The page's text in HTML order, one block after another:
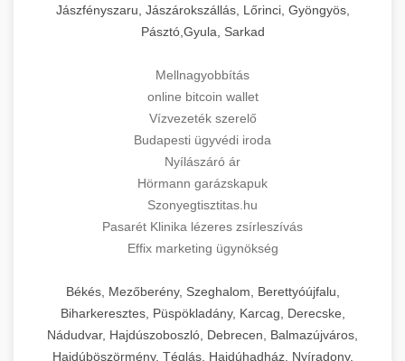
Jászfényszaru, Jászárokszállás, Lőrinci, Gyöngyös,
Pásztó,Gyula, Sarkad
Mellnagyobbítás
online bitcoin wallet
Vízvezeték szerelő
Budapesti ügyvédi iroda
Nyílászáró ár
Hörmann garázskapuk
Szonyegtisztitas.hu
Pasarét Klinika lézeres zsírleszívás
Effix marketing ügynökség
Békés, Mezőberény, Szeghalom, Berettyóújfalu,
Biharkeresztes, Püspökladány, Karcag, Derecske,
Nádudvar, Hajdúszoboszló, Debrecen, Balmazújváros,
Hajdúböszörmény, Téglás, Hajdúhadház, Nyíradony,